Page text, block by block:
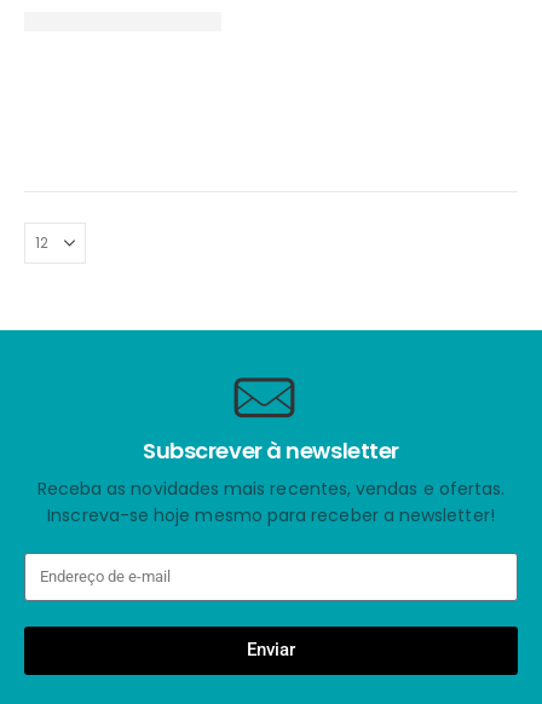
Subscrever à newsletter
Receba as novidades mais recentes, vendas e ofertas.
Inscreva-se hoje mesmo para receber a newsletter!
Enviar